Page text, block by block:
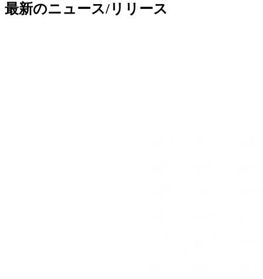
最新のニュース/リリース